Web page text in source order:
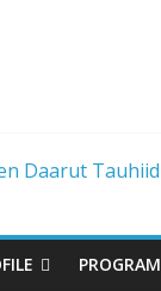
PROGRAM